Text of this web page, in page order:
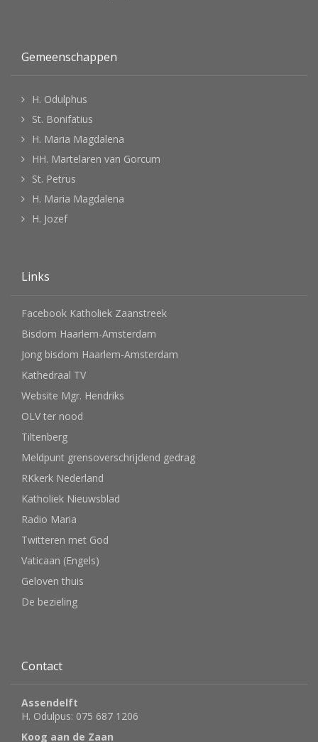
Gemeenschappen
H. Odulphus
St. Bonifatius
H. Maria Magdalena
HH. Martelaren van Gorcum
St. Petrus
H. Maria Magdalena
H. Jozef
Links
Facebook Katholiek Zaanstreek
Bisdom Haarlem-Amsterdam
Jong bisdom Haarlem-Amsterdam
Kathedraal TV
Website Mgr. Hendriks
OLV ter nood
Tiltenberg
Meldpunt grensoverschrijdend gedrag
RKkerk Nederland
Katholiek Nieuwsblad
Radio Maria
Twitteren met God
Vaticaan (Engels)
Geloven thuis
De bezieling
Contact
Assendelft
H. Odulpus: 075 687 1206
Koog aan de Zaan